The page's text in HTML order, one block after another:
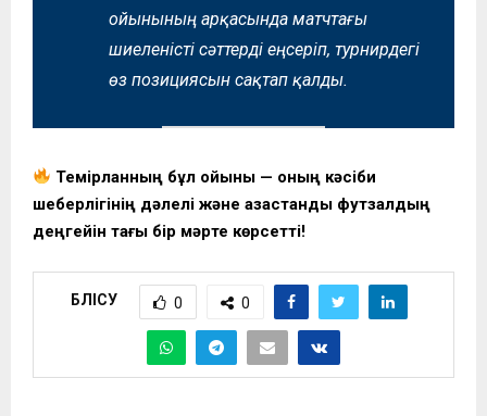
ойынының арқасында матчтағы
шиеленісті сәттерді еңсеріп, турнирдегі
өз позициясын сақтап қалды.
Темірланның бұл ойыны — оның кәсіби
шеберлігінің дәлелі және қазақстандық футзалдың
деңгейін тағы бір мәрте көрсетті!
БӨЛІСУ 0 0